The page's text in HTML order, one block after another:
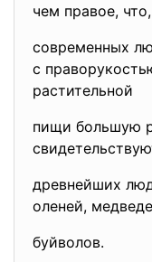
чем правое,
современных
с
растительной
пищи большую
древнейших
оленей,
буйволов.